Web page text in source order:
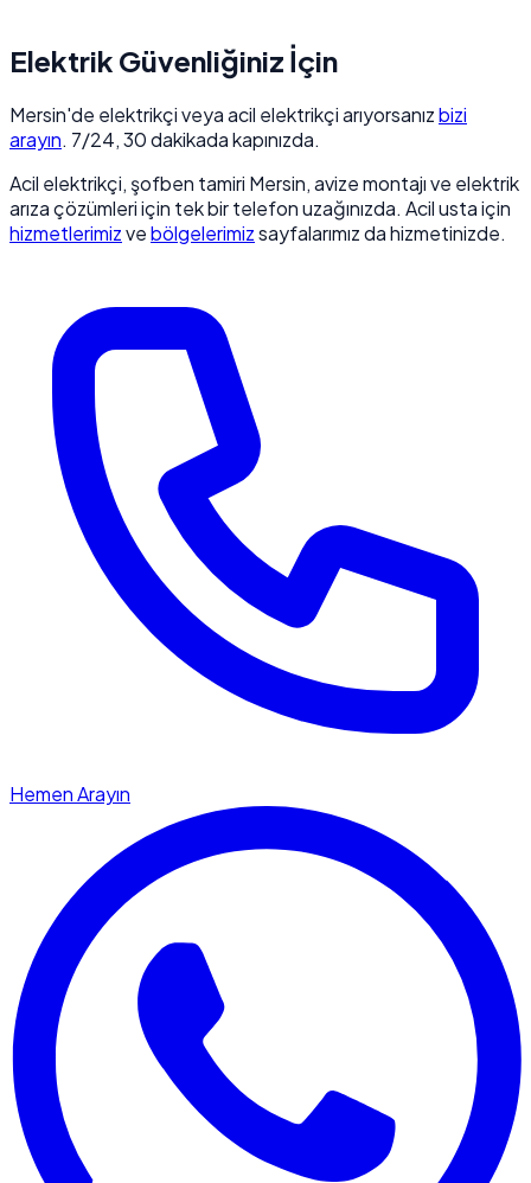
Elektrik Güvenliğiniz İçin
Mersin'de elektrikçi veya acil elektrikçi arıyorsanızbizi
arayın. 7/24, 30 dakikada kapınızda.
Acil elektrikçi, şofben tamiri Mersin, avize montajı ve elektrik
arıza çözümleri için tek bir telefon uzağınızda. Acil usta için
hizmetlerimizvebölgelerimizsayfalarımız da hizmetinizde.
Hemen Arayın